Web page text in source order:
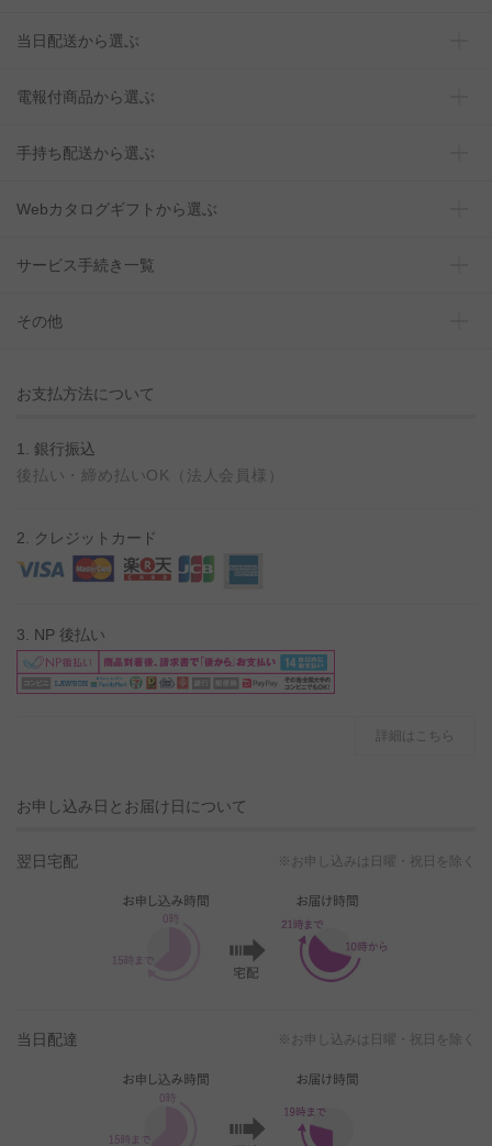
当日配送から選ぶ
電報付商品から選ぶ
手持ち配送から選ぶ
Webカタログギフトから選ぶ
サービス手続き一覧
その他
お支払方法について
1. 銀行振込
後払い・締め払いOK（法人会員様）
2. クレジットカード
3. NP 後払い
詳細はこちら
お申し込み日とお届け日について
翌日宅配 ※お申し込みは日曜・祝日を除く
当日配達 ※お申し込みは日曜・祝日を除く